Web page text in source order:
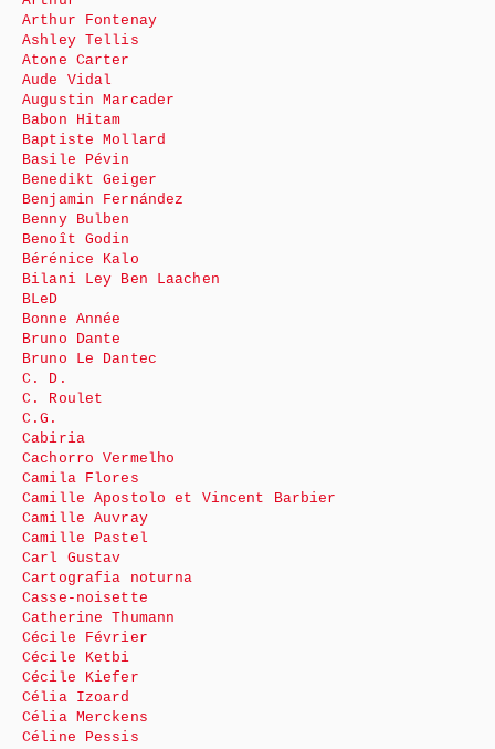
Arthur Fontenay
Ashley Tellis
Atone Carter
Aude Vidal
Augustin Marcader
Babon Hitam
Baptiste Mollard
Basile Pévin
Benedikt Geiger
Benjamin Fernández
Benny Bulben
Benoît Godin
Bérénice Kalo
Bilani Ley Ben Laachen
BLeD
Bonne Année
Bruno Dante
Bruno Le Dantec
C. D.
C. Roulet
C.G.
Cabiria
Cachorro Vermelho
Camila Flores
Camille Apostolo et Vincent Barbier
Camille Auvray
Camille Pastel
Carl Gustav
Cartografia noturna
Casse-noisette
Catherine Thumann
Cécile Février
Cécile Ketbi
Cécile Kiefer
Célia Izoard
Célia Merckens
Céline Pessis